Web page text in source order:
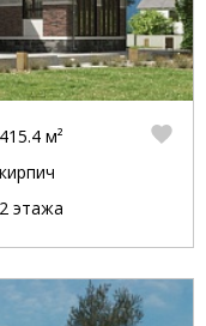
415.4 м²
кирпич
2 этажа